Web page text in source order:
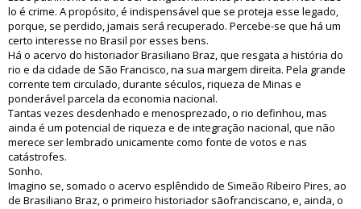
lo é crime. A propósito, é indispensável que se proteja esse legado,
porque, se perdido, jamais será recuperado. Percebe-se que há um
certo interesse no Brasil por esses bens.
Há o acervo do historiador Brasiliano Braz, que resgata a história do
rio e da cidade de São Francisco, na sua margem direita. Pela grande
corrente tem circulado, durante séculos, riqueza de Minas e
ponderável parcela da economia nacional.
Tantas vezes desdenhado e menosprezado, o rio definhou, mas
ainda é um potencial de riqueza e de integração nacional, que não
merece ser lembrado unicamente como fonte de votos e nas
catástrofes.
Sonho.
Imagino se, somado o acervo esplêndido de Simeão Ribeiro Pires, ao
de Brasiliano Braz, o primeiro historiador sãofranciscano, e, ainda, o